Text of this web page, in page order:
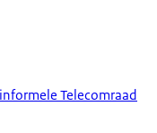
Telecomraad